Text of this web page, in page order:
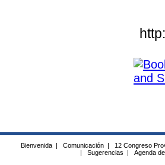
Bienvenida | Comunicación | 12 Congreso
|
Sugerencias | Agenda